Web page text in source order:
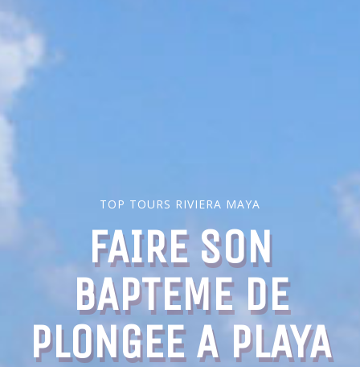
TOP TOURS RIVIERA MAYA
FAIRE SON
BAPTEME DE
PLONGEE A PLAYA